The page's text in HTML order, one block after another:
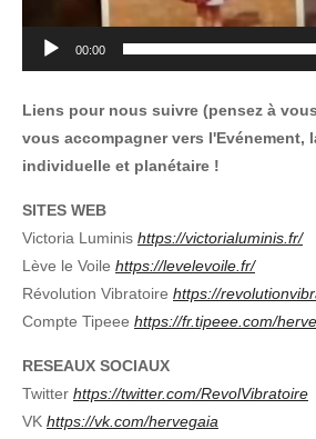
00:00
Liens pour nous suivre (pensez à
vous accompagner vers l'Evénement,
individuelle et planétaire !
SITES WEB
Victoria Luminis https://victorialuminis.fr/
Lève le Voile https://levelevoile.fr/
Révolution Vibratoire https://
Compte Tipeee https://fr.tipeee.com/
RESEAUX SOCIAUX
Twitter https://twitter.com/RevolVibratoire
VK https://vk.com/hervegaia